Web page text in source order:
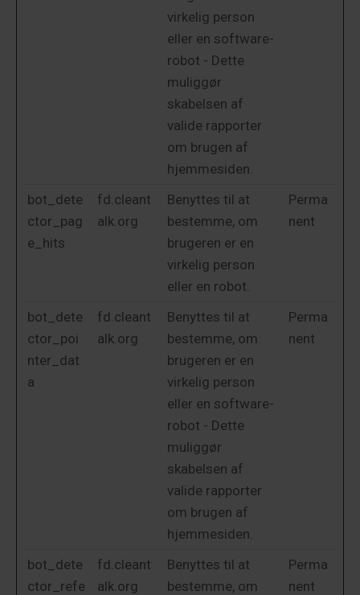
virkelig person
eller en software-
robot - Dette
muliggør
skabelsen af
valide rapporter
om brugen af
hjemmesiden.
bot_dete
ctor_pag
e_hits
fd.cleant
alk.org
Benyttes til at
bestemme, om
brugeren er en
virkelig person
eller en robot.
Perma
nent
bot_dete
ctor_poi
nter_dat
a
fd.cleant
alk.org
Benyttes til at
bestemme, om
brugeren er en
virkelig person
eller en software-
robot - Dette
muliggør
skabelsen af
valide rapporter
om brugen af
hjemmesiden.
Perma
nent
bot_dete
ctor_refe
fd.cleant
alk.org
Benyttes til at
bestemme, om
Perma
nent